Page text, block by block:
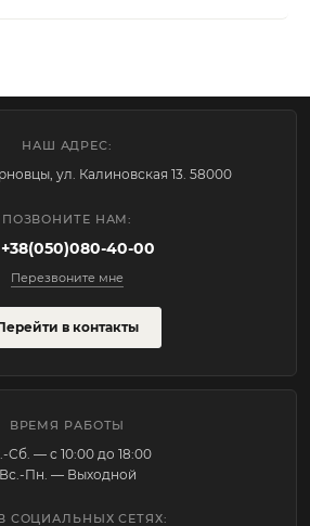
НАШ АДРЕС:
ул. Калиновская 13. 58000
ПОЗВОНИТЕ НАМ:
+38(050)080-40-00
Перезвоните мне
в контакты
ВРЕМЯ РАБОТЫ
Cб. — с 10:00 до 18:00
Вс.-Пн. — Выходной
СОЦИАЛЬНЫХ СЕТЯХ: